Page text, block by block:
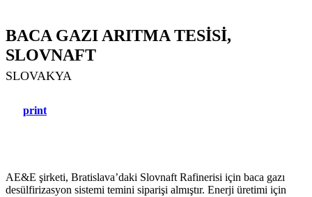
BACA GAZI ARITMA TESİSİ,
SLOVNAFT
SLOVAKYA
print
AE&E şirketi, Bratislava’daki Slovnaft Rafinerisi için baca gazı
desülfirizasyon sistemi temini siparişi almıştır. Enerji üretimi için